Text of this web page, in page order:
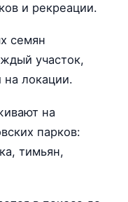
и рекреации.
семян
участок,
на локации.
на
парков:
тимьян,